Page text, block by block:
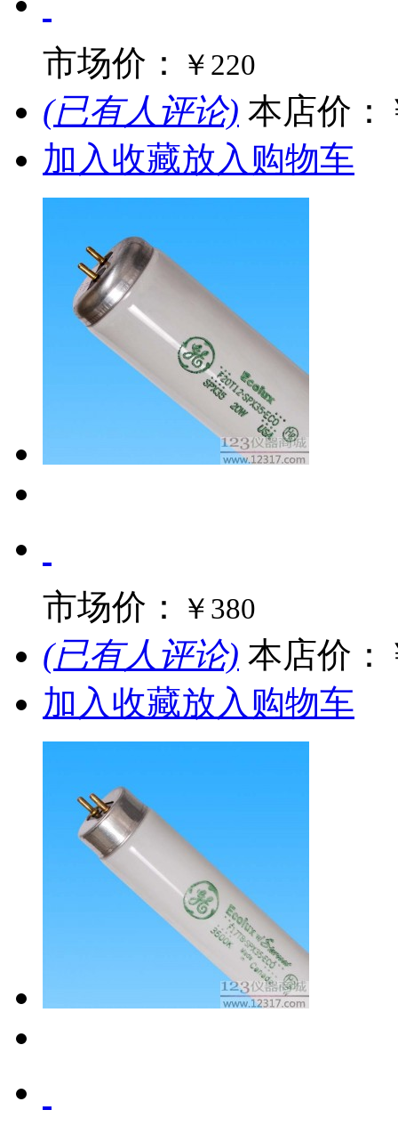
市场价： ￥220
(已有人评论) 本店价：
加入收藏放入购物车
市场价： ￥380
(已有人评论) 本店价：
加入收藏放入购物车